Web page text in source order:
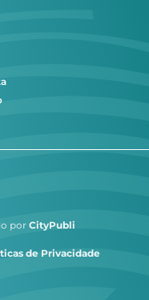
por CityPubli
de Privacidade